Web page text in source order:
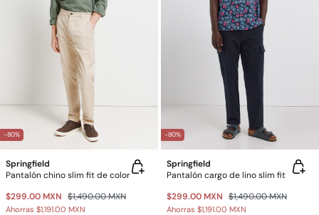
-80%
Springfield
Pantalón chino slim fit de color
$299.00 MXN $1,490.00 MXN
Ahorras $1,191.00 MXN
-80%
Springfield
Pantalón cargo de lino slim fit
$299.00 MXN $1,490.00 MXN
Ahorras $1,191.00 MXN